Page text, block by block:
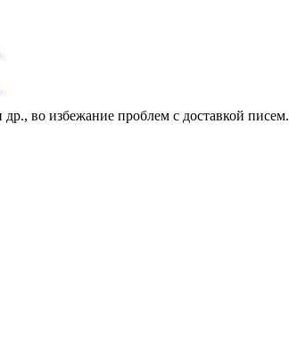
во избежание проблем с доставкой писем.